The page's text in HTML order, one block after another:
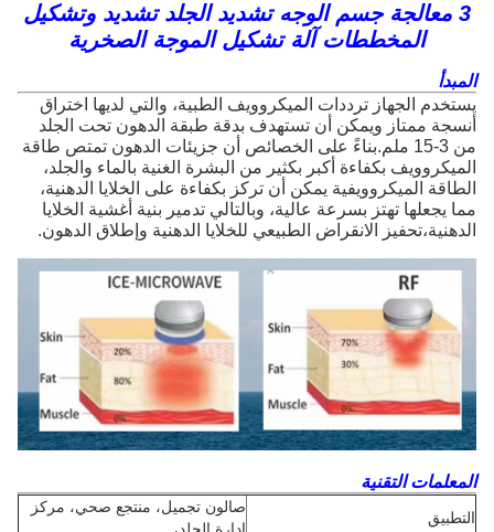
3 معالجة جسم الوجه تشديد الجلد تشديد وتشكيل
المخططات آلة تشكيل الموجة الصخرية
المبدأ
الدهنية،تحفيز الانقراض الطبيعي للخلايا الدهنية وإطلاق الدهون.
المعلمات التقنية
التطبيق
صالون تجميل، منتجع صحي، مركز